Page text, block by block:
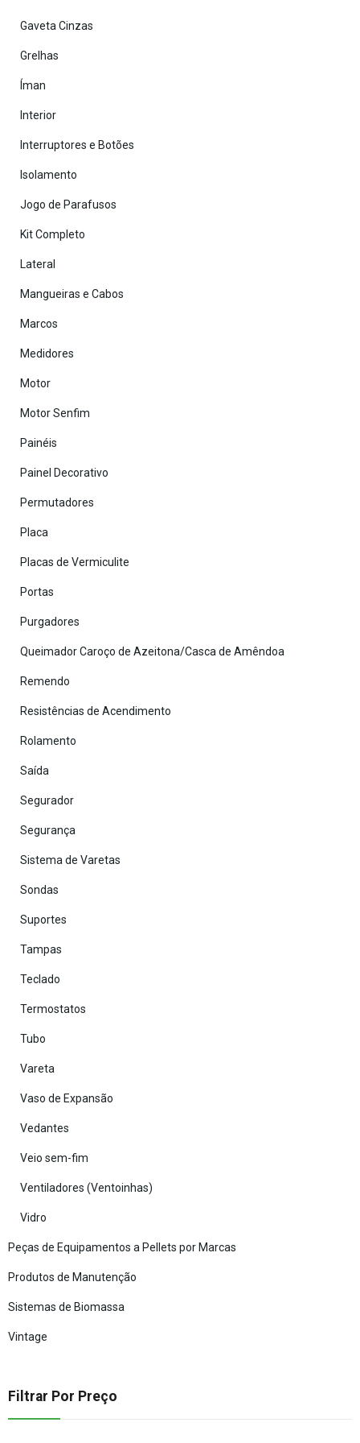
Gaveta Cinzas
Grelhas
Íman
Interior
Interruptores e Botões
Isolamento
Jogo de Parafusos
Kit Completo
Lateral
Mangueiras e Cabos
Marcos
Medidores
Motor
Motor Senfim
Painéis
Painel Decorativo
Permutadores
Placa
Placas de Vermiculite
Portas
Purgadores
Queimador Caroço de Azeitona/Casca de Amêndoa
Remendo
Resistências de Acendimento
Rolamento
Saída
Segurador
Segurança
Sistema de Varetas
Sondas
Suportes
Tampas
Teclado
Termostatos
Tubo
Vareta
Vaso de Expansão
Vedantes
Veio sem-fim
Ventiladores (Ventoinhas)
Vidro
Peças de Equipamentos a Pellets por Marcas
Produtos de Manutenção
Sistemas de Biomassa
Vintage
Filtrar Por Preço